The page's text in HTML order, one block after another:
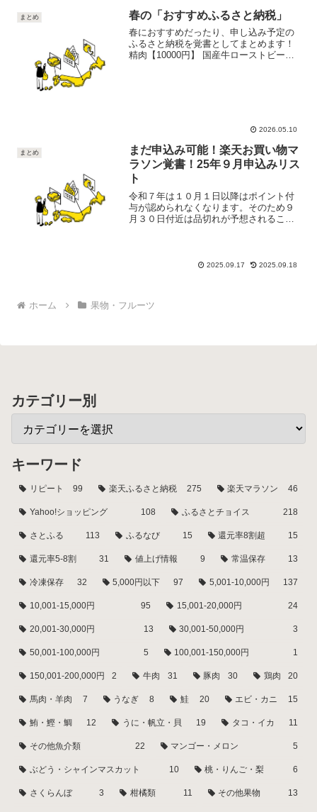
まとめ 春の「おすすめふるさと納税」
春におすすめだったり、申し込み予定の
ふるさと納税を覚書としてまとめます！
精肉【10000円】 国産牛ローストビーフ
2026.05.10
まとめ
まだ申込み可能！楽天お買い物マ
ラソン覚書！25年９月申込みリス
ト
令和７年は１０月１日以降はポイント付
与が認められなくなります。そのため９
月３０日付近は品切れが予想されること
期限や在庫状況により、提供...
2025.09.17 2025.09.18
ホーム 果物・フルーツ
カテゴリー別
キーワード
リピート 99 楽天ふるさと納税 275 楽天マラソン 46
Yahoo!ショッピング 108 ふるさとチョイス 218
さとふる 113 ふるなび 15 還元率8割超 15
還元率5-8割 31 値上げ情報 9 常温保存 13
冷凍保存 32 5,000円以下 97 5,001-10,000円 137
10,001-15,000円 95 15,001-20,000円 24
20,001-30,000円 13 30,001-50,000円 3
50,001-100,000円 5 100,001-150,000円 1
150,001-200,000円 2 牛肉 31 豚肉 30 鶏肉 20
馬肉・羊肉 7 うなぎ 8 鮭 20 エビ・カニ 15
鮪・鰹・鯛 12 うに・帆立・貝 19 タコ・イカ 11
その他魚介類 22 マンゴー・メロン 5
ぶどう・シャインマスカット 10 桃・りんご・梨 6
さくらんぼ 3 柑橘類 11 その他果物 13